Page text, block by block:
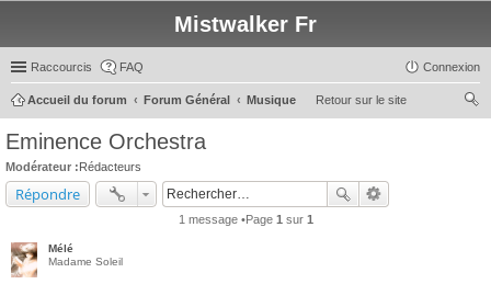
Mistwalker Fr
Raccourcis FAQ Connexion
Retour sur le site
Accueil du forum Forum Général
Musique
Eminence Orchestra
Modérateur :Rédacteurs
Répondre
1 message •Page 1 sur 1
Mélé
Madame Soleil